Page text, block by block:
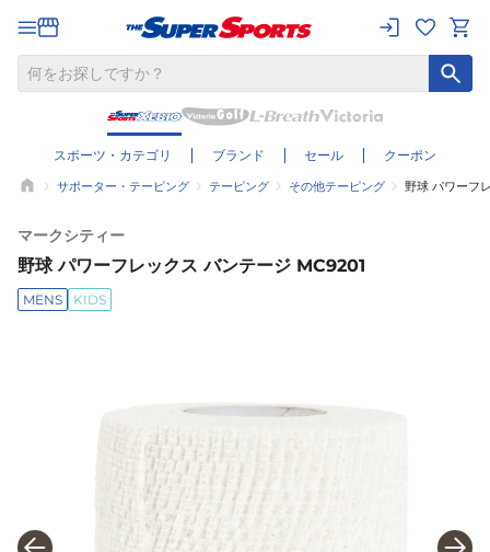
スポーツ・カテゴリ ブランド セール クーポン
サポーター・テーピング テーピング その他テーピング 野球 パワーフ
マークシティー
野球 パワーフレックス バンテージ MC9201
MENS KIDS